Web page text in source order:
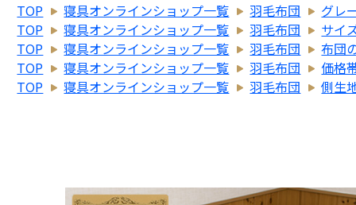
TOP 寝具オンラインショップ一覧 羽毛布団
グレ
TOP
寝具オンラインショップ一覧 羽毛布団
サイ
TOP
寝具オンラインショップ一覧 羽毛布団
布団
TOP
寝具オンラインショップ一覧 羽毛布団
価格
TOP
寝具オンラインショップ一覧 羽毛布団 側生